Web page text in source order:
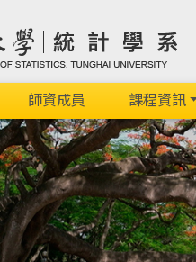
師資成員 課程資訊